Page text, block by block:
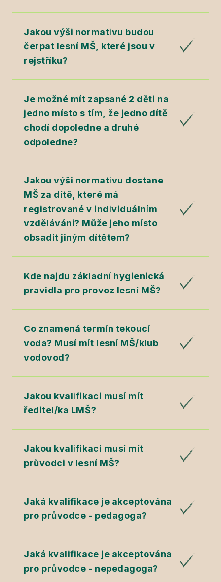
Jakou výši normativu budou
čerpat lesní MŠ, které jsou v
rejstříku?
Je možné mít zapsané 2 děti na
jedno místo s tím, že jedno dítě
chodí dopoledne a druhé
odpoledne?
Jakou výši normativu dostane
MŠ za dítě, které má
registrované v individuálním
vzdělávání? Může jeho místo
obsadit jiným dítětem?
Kde najdu základní hygienická
pravidla pro provoz lesní MŠ?
Co znamená termín tekoucí
voda? Musí mít lesní MŠ/klub
vodovod?
Jakou kvalifikaci musí mít
ředitel/ka LMŠ?
Jakou kvalifikaci musí mít
průvodci v lesní MŠ?
Jaká kvalifikace je akceptována
pro průvodce - pedagoga?
Jaká kvalifikace je akceptována
pro průvodce - nepedagoga?